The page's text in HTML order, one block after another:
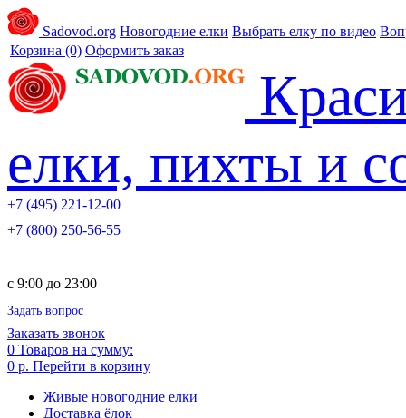
Sadovod.org Новогодние елки Выбрать елку по видео
Корзина (0) Оформить заказ
елки, пихты и
+7 (495) 221-12-00
+7 (800) 250-56-55
c 9:00 до 23:00
Задать вопрос
Заказать звонок
0 Товаров на сумму:
0 р. Перейти в корзину
Живые новогодние елки
Доставка ёлок